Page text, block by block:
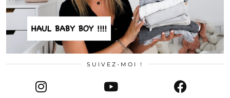
SUIVEZ-MOI !